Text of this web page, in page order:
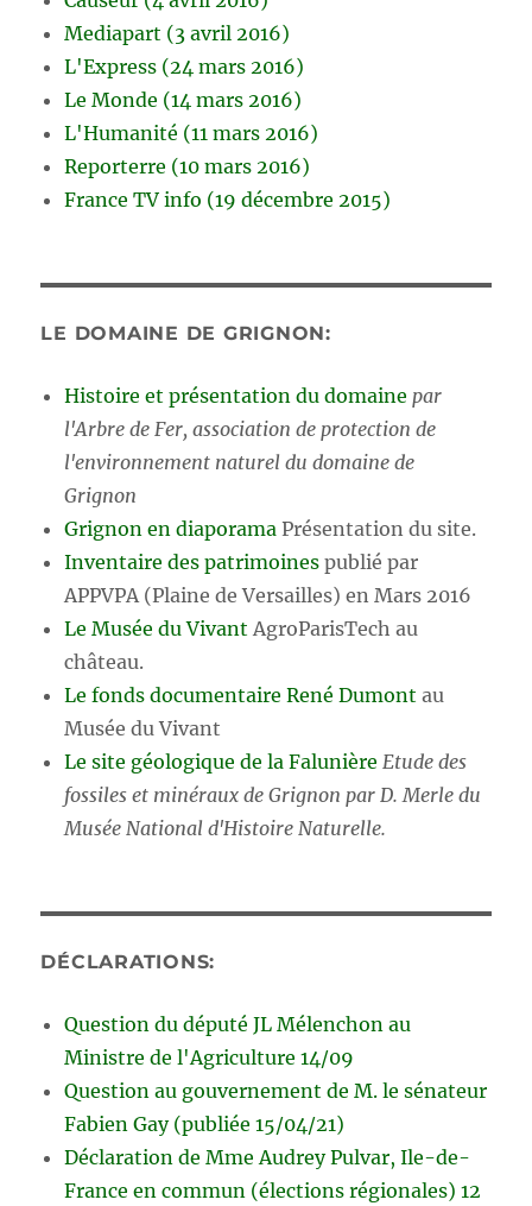
Mediapart (3 avril 2016)
L'Express (24 mars 2016)
Le Monde (14 mars 2016)
L'Humanité (11 mars 2016)
Reporterre (10 mars 2016)
France TV info (19 décembre 2015)
LE DOMAINE DE GRIGNON:
Histoire et présentation du domaine par
l'Arbre de Fer, association de protection de
l'environnement naturel du domaine de
Grignon
Grignon en diaporama Présentation du site.
Inventaire des patrimoines publié par
APPVPA (Plaine de Versailles) en Mars 2016
Le Musée du Vivant AgroParisTech au
château.
Le fonds documentaire René Dumont au
Musée du Vivant
Le site géologique de la Falunière Etude des
fossiles et minéraux de Grignon par D. Merle du
Musée National d'Histoire Naturelle.
DÉCLARATIONS:
Question du député JL Mélenchon au
Ministre de l'Agriculture 14/09
Question au gouvernement de M. le sénateur
Fabien Gay (publiée 15/04/21)
Déclaration de Mme Audrey Pulvar, Ile-de-
France en commun (élections régionales) 12